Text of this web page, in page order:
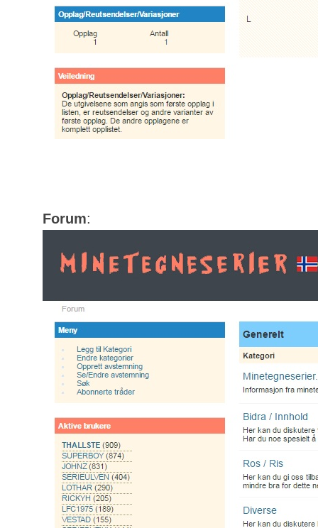
Forum: